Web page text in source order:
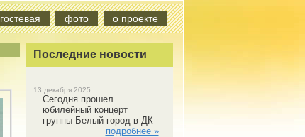
гостевая фото о проекте
Последние новости
13 декабря 2025
Сегодня прошел
юбилейный концерт
группы Белый город в ДК
подробнее »